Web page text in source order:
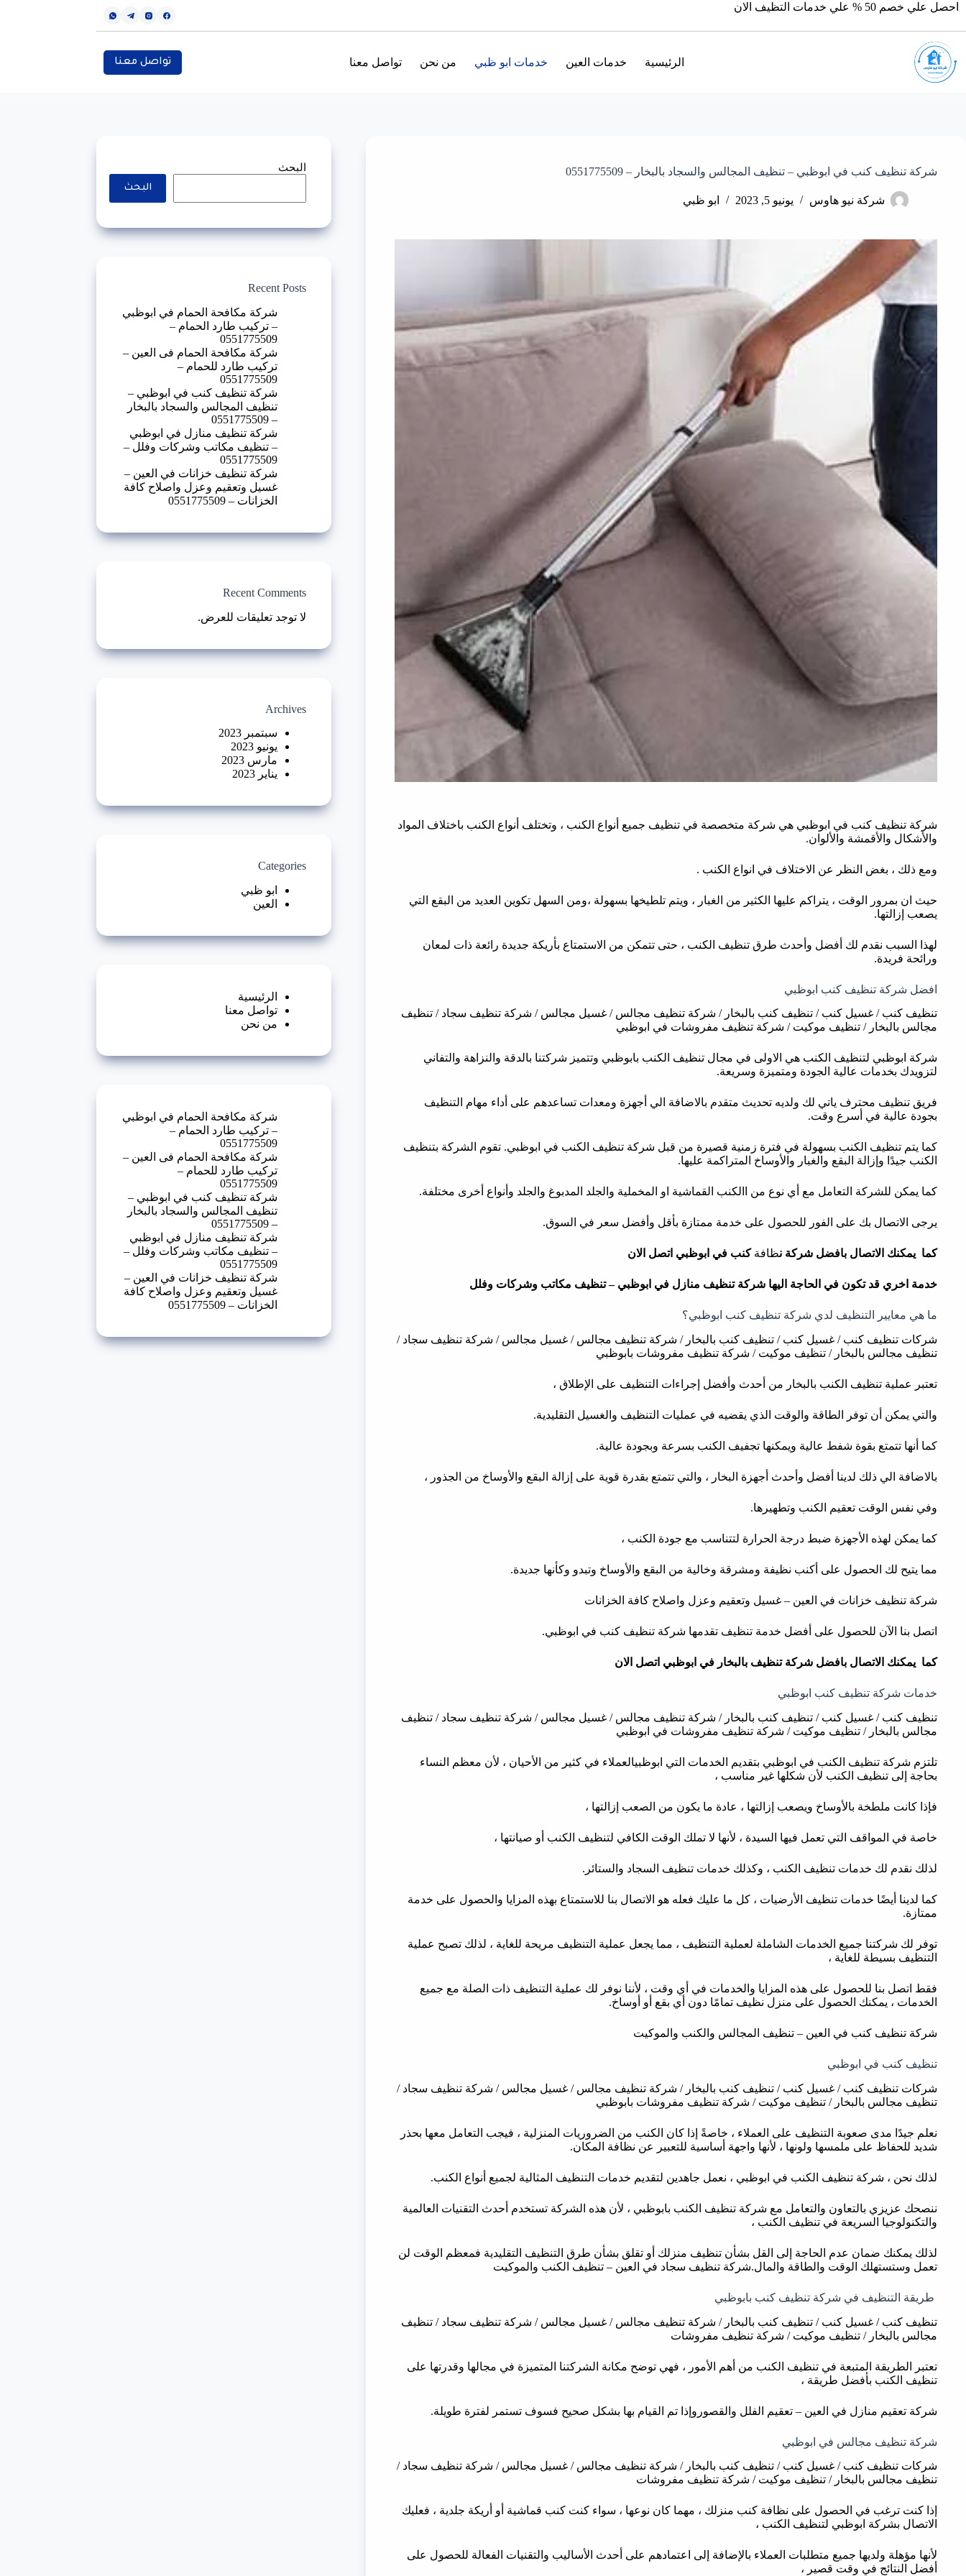
احصل علي خصم 50 % علي خدمات التظيف الان
الرئيسية خدمات العين خدمات ابو ظبي من نحن تواصل معنا تواصل معنا
شركة تنظيف كنب في ابوظبي – تنظيف المجالس والسجاد بالبخار – 0551775509
شركة نيو هاوس يونيو 5, 2023 ابو ظبي
شركة تنظيف كنب في ابوظبي هي شركة متخصصة في تنظيف جميع أنواع الكنب ، وتختلف أنواع الكنب باختلاف المواد
والأشكال والأقمشة والألوان.
ومع ذلك ، بغض النظر عن الاختلاف في انواع الكنب .
حيث ان بمرور الوقت ، يتراكم عليها الكثير من الغبار ، ويتم تلطيخها بسهولة ،ومن السهل تكوين العديد من البقع التي
يصعب إزالتها.
لهذا السبب نقدم لك أفضل وأحدث طرق تنظيف الكنب ، حتى تتمكن من الاستمتاع بأريكة جديدة رائعة ذات لمعان
ورائحة فريدة.
افضل شركة تنظيف كنب ابوظبي
تنظيف كنب / غسيل كنب / تنظيف كنب بالبخار / شركة تنظيف مجالس / غسيل مجالس / شركة تنظيف سجاد / تنظيف
مجالس بالبخار / تنظيف موكيت / شركة تنظيف مفروشات في ابوظبي
شركة ابوظبي لتنظيف الكنب هي الاولى في مجال تنظيف الكنب بابوظبي وتتميز شركتنا بالدقة والنزاهة والتفاني
لتزويدك بخدمات عالية الجودة ومتميزة وسريعة.
فريق تنظيف محترف ياتي لك ولديه تحديث متقدم بالاضافة الي أجهزة ومعدات تساعدهم على أداء مهام التنظيف
بجودة عالية في أسرع وقت.
كما يتم تنظيف الكنب بسهولة في فترة زمنية قصيرة من قبل شركة تنظيف الكنب في ابوظبي. تقوم الشركة بتنظيف
الكنب جيدًا وإزالة البقع والغبار والأوساخ المتراكمة عليها.
كما يمكن للشركة التعامل مع أي نوع من االكنب القماشية او المخملية والجلد المدبوغ والجلد وأنواع أخرى مختلفة.
يرجى الاتصال بك على الفور للحصول على خدمة ممتازة بأقل وأفضل سعر في السوق.
كما يمكنك الاتصال بافضل شركة نظافةكنب في ابوظبي اتصل الان
خدمة اخري قد تكون في الحاجة اليها شركة تنظيف منازل في ابوظبي – تنظيف مكاتب وشركات وفلل
ما هي معايير التنظيف لدي شركة تنظيف كنب ابوظبي؟
شركات تنظيف كنب / غسيل كنب / تنظيف كنب بالبخار / شركة تنظيف مجالس / غسيل مجالس / شركة تنظيف سجاد /
تنظيف مجالس بالبخار / تنظيف موكيت / شركة تنظيف مفروشات بابوظبي
تعتبر عملية تنظيف الكنب بالبخار من أحدث وأفضل إجراءات التنظيف على الإطلاق ،
والتي يمكن أن توفر الطاقة والوقت الذي يقضيه في عمليات التنظيف والغسيل التقليدية.
كما أنها تتمتع بقوة شفط عالية ويمكنها تجفيف الكنب بسرعة وبجودة عالية.
بالاضافة الي ذلك لدينا أفضل وأحدث أجهزة البخار ، والتي تتمتع بقدرة قوية على إزالة البقع والأوساخ من الجذور ،
وفي نفس الوقت تعقيم الكنب وتطهيرها.
كما يمكن لهذه الأجهزة ضبط درجة الحرارة لتتناسب مع جودة الكنب ،
مما يتيح لك الحصول على أكنب نظيفة ومشرقة وخالية من البقع والأوساخ وتبدو وكأنها جديدة.
شركة تنظيف خزانات في العين – غسيل وتعقيم وعزل واصلاح كافة الخزانات
اتصل بنا الآن للحصول على أفضل خدمة تنظيف تقدمها شركة تنظيف كنب في ابوظبي.
كما يمكنك الاتصال بافضل شركة تنظيف بالبخار في ابوظبي اتصل الان
خدمات شركة تنظيف كنب ابوظبي
تنظيف كنب / غسيل كنب / تنظيف كنب بالبخار / شركة تنظيف مجالس / غسيل مجالس / شركة تنظيف سجاد / تنظيف
مجالس بالبخار / تنظيف موكيت / شركة تنظيف مفروشات في ابوظبي
تلتزم شركة تنظيف الكنب في ابوظبي بتقديم الخدمات التي ابوظبيالعملاء في كثير من الأحيان ، لأن معظم النساء
بحاجة إلى تنظيف الكنب لأن شكلها غير مناسب ،
فإذا كانت ملطخة بالأوساخ ويصعب إزالتها ، عادة ما يكون من الصعب إزالتها ،
خاصة في المواقف التي تعمل فيها السيدة ، لأنها لا تملك الوقت الكافي لتنظيف الكنب أو صيانتها ،
لذلك نقدم لك خدمات تنظيف الكنب ، وكذلك خدمات تنظيف السجاد والستائر.
كما لدينا أيضًا خدمات تنظيف الأرضيات ، كل ما عليك فعله هو الاتصال بنا للاستمتاع بهذه المزايا والحصول على خدمة
ممتازة.
توفر لك شركتنا جميع الخدمات الشاملة لعملية التنظيف ، مما يجعل عملية التنظيف مريحة للغاية ، لذلك تصبح عملية
التنظيف بسيطة للغاية ،
فقط اتصل بنا للحصول على هذه المزايا والخدمات في أي وقت ، لأننا نوفر لك عملية التنظيف ذات الصلة مع جميع
الخدمات ، يمكنك الحصول على منزل نظيف تمامًا دون أي بقع أو أوساخ.
شركة تنظيف كنب في العين – تنظيف المجالس والكنب والموكيت
تنظيف كنب في ابوظبي
شركات تنظيف كنب / غسيل كنب / تنظيف كنب بالبخار / شركة تنظيف مجالس / غسيل مجالس / شركة تنظيف سجاد /
تنظيف مجالس بالبخار / تنظيف موكيت / شركة تنظيف مفروشات بابوظبي
نعلم جيدًا مدى صعوبة التنظيف على العملاء ، خاصةً إذا كان الكنب من الضروريات المنزلية ، فيجب التعامل معها بحذر
شديد للحفاظ على ملمسها ولونها ، لأنها واجهة أساسية للتعبير عن نظافة المكان.
لذلك نحن ، شركة تنظيف الكنب في ابوظبي ، نعمل جاهدين لتقديم خدمات التنظيف المثالية لجميع أنواع الكنب.
ننصحك عزيزي بالتعاون والتعامل مع شركة تنظيف الكنب بابوظبي ، لأن هذه الشركة تستخدم أحدث التقنيات العالمية
والتكنولوجيا السريعة في تنظيف الكنب ،
لذلك يمكنك ضمان عدم الحاجة إلى القل بشأن تنظيف منزلك أو تقلق بشأن طرق التنظيف التقليدية فمعظم الوقت لن
تعمل وستستهلك الوقت والطاقة والمال.شركة تنظيف سجاد في العين – تنظيف الكنب والموكيت
طريقة التنظيف في شركة تنظيف كنب بابوظبي
تنظيف كنب / غسيل كنب / تنظيف كنب بالبخار / شركة تنظيف مجالس / غسيل مجالس / شركة تنظيف سجاد / تنظيف
مجالس بالبخار / تنظيف موكيت / شركة تنظيف مفروشات
تعتبر الطريقة المتبعة في تنظيف الكنب من أهم الأمور ، فهي توضح مكانة الشركتنا المتميزة في مجالها وقدرتها على
تنظيف الكنب بأفضل طريقة ،
شركة تعقيم منازل في العين – تعقيم الفلل والقصوروإذا تم القيام بها بشكل صحيح فسوف تستمر لفترة طويلة.
شركة تنظيف مجالس في ابوظبي
شركات تنظيف كنب / غسيل كنب / تنظيف كنب بالبخار / شركة تنظيف مجالس / غسيل مجالس / شركة تنظيف سجاد /
تنظيف مجالس بالبخار / تنظيف موكيت / شركة تنظيف مفروشات
إذا كنت ترغب في الحصول على نظافة كنب منزلك ، مهما كان نوعها ، سواء كنت كنب قماشية أو أريكة جلدية ، فعليك
الاتصال بشركة ابوظبي لتنظيف الكنب ،
لأنها مؤهلة ولديها جميع متطلبات العملاء بالإضافة إلى اعتمادهم على أحدث الأساليب والتقنيات الفعالة للحصول على
أفضل النتائج في وقت قصير ،
البحث
البحث
Recent Posts
شركة مكافحة الحمام في ابوظبي
– تركيب طارد الحمام –
0551775509
شركة مكافحة الحمام فى العين –
تركيب طارد للحمام –
0551775509
شركة تنظيف كنب في ابوظبي –
تنظيف المجالس والسجاد بالبخار
– 0551775509
شركة تنظيف منازل في ابوظبي
– تنظيف مكاتب وشركات وفلل –
0551775509
شركة تنظيف خزانات في العين –
غسيل وتعقيم وعزل واصلاح كافة
الخزانات – 0551775509
Recent Comments
لا توجد تعليقات للعرض.
Archives
سبتمبر 2023
يونيو 2023
مارس 2023
يناير 2023
Categories
ابو ظبي
العين
الرئيسية
تواصل معنا
من نحن
شركة مكافحة الحمام في ابوظبي
– تركيب طارد الحمام –
0551775509
شركة مكافحة الحمام فى العين –
تركيب طارد للحمام –
0551775509
شركة تنظيف كنب في ابوظبي –
تنظيف المجالس والسجاد بالبخار
– 0551775509
شركة تنظيف منازل في ابوظبي
– تنظيف مكاتب وشركات وفلل –
0551775509
شركة تنظيف خزانات في العين –
غسيل وتعقيم وعزل واصلاح كافة
الخزانات – 0551775509